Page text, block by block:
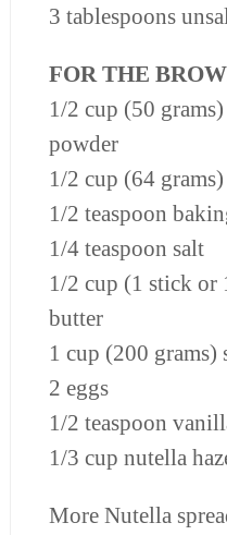
3 tablespoons
FOR THE
1/2 cup (50
powder
1/2 cup (64
1/2 teaspoon
1/4 teaspoon salt
1/2 cup (1 stick or
butter
1 cup (200 grams)
2 eggs
1/2 teaspoon
1/3 cup nutella
More Nutella